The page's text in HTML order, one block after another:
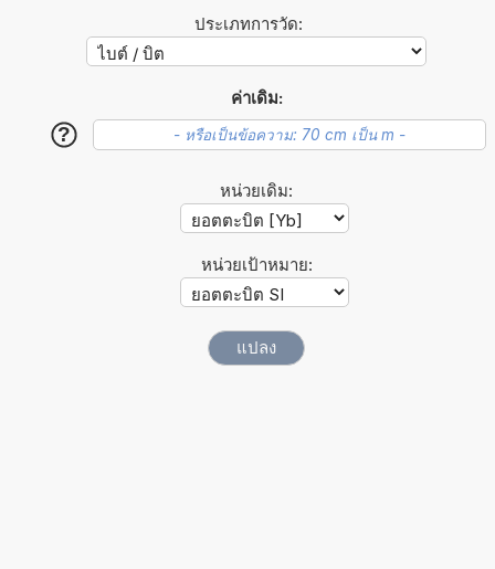
ประเภทการวัด:
ค่าเดิม:
?
หน่วยเดิม:
หน่วยเป้าหมาย: